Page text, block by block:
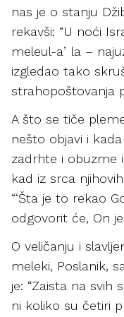
nas je o stanju
rekavši: “U noći
meleul-aʼla –
izgledao tako
strahopoštovanja
A što se tiče
nešto objavi i
zadrhte i obuzme
kad iz srca
“‘Šta je to rekao
odgovorit će, On je
O veličanju i
meleki, Poslanik,
je: “Zaista na svih
ni koliko su četiri